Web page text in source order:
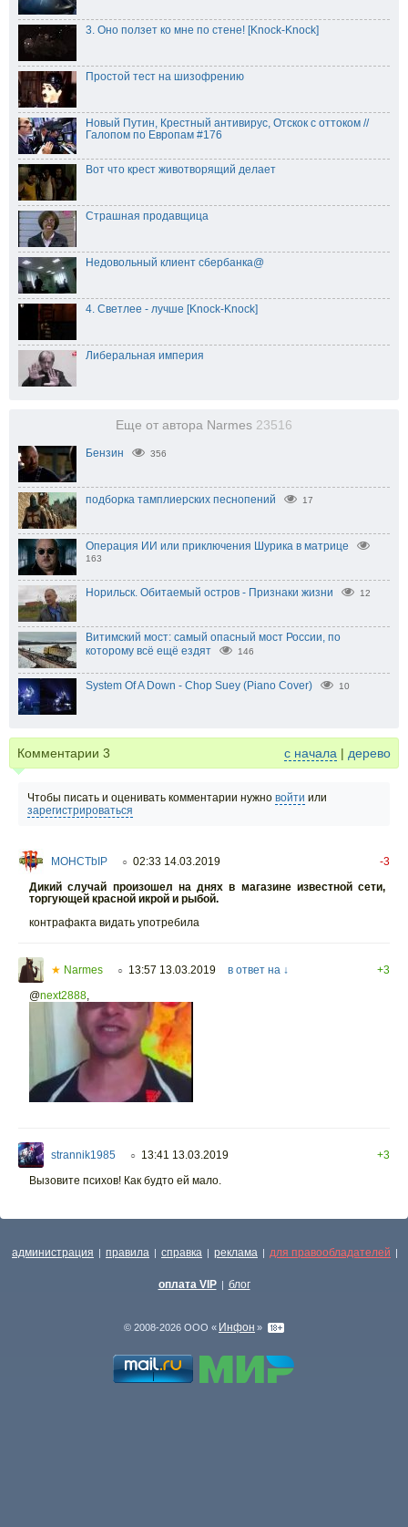
3. Оно ползет ко мне по стене! [Knock-Knock]
Простой тест на шизофрению
Новый Путин, Крестный антивирус, Отскок с оттоком //
Галопом по Европам #176
Вот что крест животворящий делает
Страшная продавщица
Недовольный клиент сбербанка@
4. Светлее - лучше [Knock-Knock]
Либеральная империя
Еще от автора Narmes 23516
Бензин 356
подборка тамплиерских песнопений 17
Операция ИИ или приключения Шурика в матрице
163
Норильск. Обитаемый остров - Признаки жизни 12
Витимский мост: самый опасный мост России, по
которому всё ещё ездят
146
System Of A Down - Chop Suey (Piano Cover) 10
Комментарии 3 с начала | дерево
Чтобы писать и оценивать комментарии нужно войти или
зарегистрироваться
MOHCTbIP ○ 02:33 14.03.2019
-3
Дикий случай произошел на днях в магазине известной сети,
торгующей красной икрой и рыбой.
контрафакта видать употребила
★ Narmes ○ 13:57 13.03.2019 в ответ на ↓
+3
@next2888
strannik1985 ○ 13:41 13.03.2019
+3
Вызовите психов! Как будто ей мало.
администрация | правила | справка | реклама | для правообладателей |
оплата VIP | блог
© 2008-2026 ООО « Инфон »